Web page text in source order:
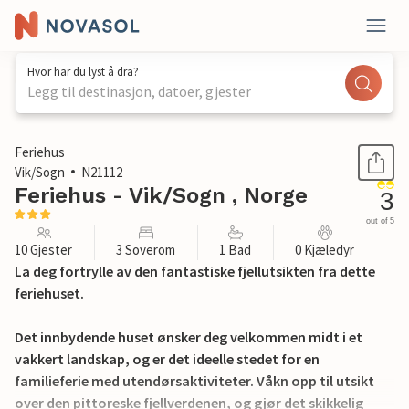
Hvor har du lyst å dra?
Legg til destinasjon, datoer, gjester
1 / 21
Feriehus
Vik/Sogn
N21112
Feriehus - Vik/Sogn , Norge 3
out of 5
10 Gjester 3 Soverom 1 Bad 0 Kjæledyr
La deg fortrylle av den fantastiske fjellutsikten fra dette
feriehuset.
Det innbydende huset ønsker deg velkommen midt i et
vakkert landskap, og er det ideelle stedet for en
familieferie med utendørsaktiviteter. Våkn opp til utsikt
over den pittoreske fjellverdenen, og gjør det skikkelig